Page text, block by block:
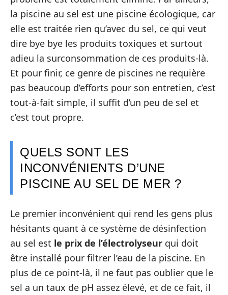
la piscine au sel est une piscine écologique, car
elle est traitée rien qu’avec du sel, ce qui veut
dire bye bye les produits toxiques et surtout
adieu la surconsommation de ces produits-là.
Et pour finir, ce genre de piscines ne requière
pas beaucoup d’efforts pour son entretien, c’est
tout-à-fait simple, il suffit d’un peu de sel et
c’est tout propre.
QUELS SONT LES
INCONVÉNIENTS D’UNE
PISCINE AU SEL DE MER ?
Le premier inconvénient qui rend les gens plus
hésitants quant à ce système de désinfection
au sel est le prix de l’électrolyseur qui doit
être installé pour filtrer l’eau de la piscine. En
plus de ce point-là, il ne faut pas oublier que le
sel a un taux de pH assez élevé, et de ce fait, il